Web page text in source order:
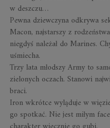
w deszczu…
Pewna dziewczyna odkrywa
Macon, najstarszy z
niegdyś należał do Marines.
uśmiecha.
Trzy lata młodszy Army to
zielonych oczach. Stanowi
braci.
Iron wkrótce wyląduje w
go spotkać. Nie jest miłym